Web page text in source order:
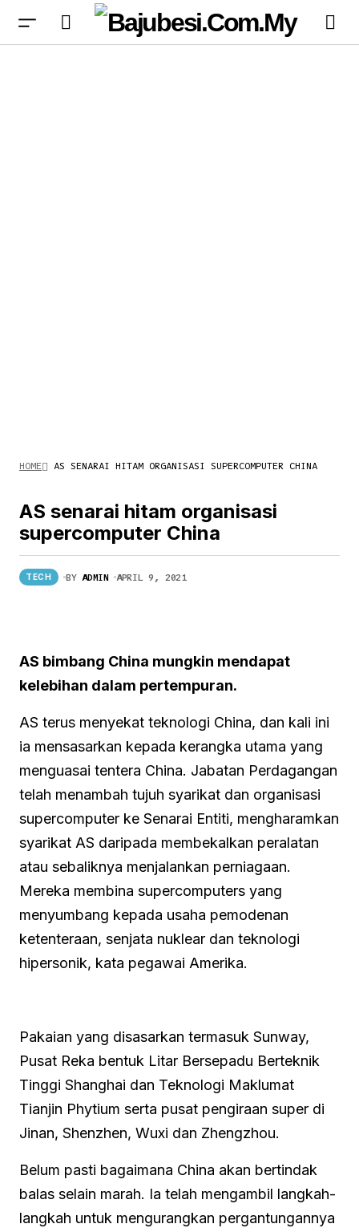
HOME AS SENARAI HITAM ORGANISASI SUPERCOMPUTER CHINA
AS senarai hitam organisasi
supercomputer China
TECH BY ADMIN APRIL 9, 2021
AS bimbang China mungkin mendapat
kelebihan dalam pertempuran.
AS terus menyekat teknologi China, dan kali ini
ia mensasarkan kepada kerangka utama yang
menguasai tentera China. Jabatan Perdagangan
telah menambah tujuh syarikat dan organisasi
supercomputer ke Senarai Entiti, mengharamkan
syarikat AS daripada membekalkan peralatan
atau sebaliknya menjalankan perniagaan.
Mereka membina supercomputers yang
menyumbang kepada usaha pemodenan
ketenteraan, senjata nuklear dan teknologi
hipersonik, kata pegawai Amerika.
Pakaian yang disasarkan termasuk Sunway,
Pusat Reka bentuk Litar Bersepadu Berteknik
Tinggi Shanghai dan Teknologi Maklumat
Tianjin Phytium serta pusat pengiraan super di
Jinan, Shenzhen, Wuxi dan Zhengzhou.
Belum pasti bagaimana China akan bertindak
balas selain marah. Ia telah mengambil langkah-
langkah untuk mengurangkan pergantungannya